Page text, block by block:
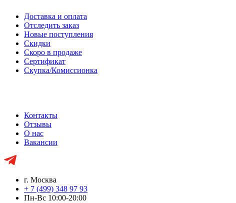
Доставка и оплата
Отследить заказ
Новые поступления
Скидки
Скоро в продаже
Сертификат
Скупка/Комиссионка
Контакты
Отзывы
О нас
Вакансии
г. Москва
+ 7 (499) 348 97 93
Пн-Вс 10:00-20:00